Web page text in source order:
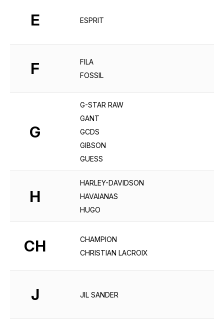
E ESPRIT
F
FILA
FOSSIL
G
G-STAR RAW
GANT
GCDS
GIBSON
GUESS
H
HARLEY-DAVIDSON
HAVAIANAS
HUGO
CH
CHAMPION
CHRISTIAN LACROIX
J JIL SANDER